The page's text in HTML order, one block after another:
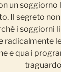
un
Il segreto
i soggiorni
radicalmente
e quali